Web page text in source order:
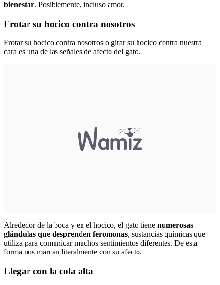
bienestar. Posiblemente, incluso amor.
Frotar su hocico contra nosotros
Frotar su hocico contra nosotros o girar su hocico contra nuestra
cara es una de las señales de afecto del gato.
Alrededor de la boca y en el hocico, el gato tiene numerosas
glándulas que desprenden feromonas, sustancias químicas que
utiliza para comunicar muchos sentimientos diferentes. De esta
forma nos marcan literalmente con su afecto.
Llegar con la cola alta